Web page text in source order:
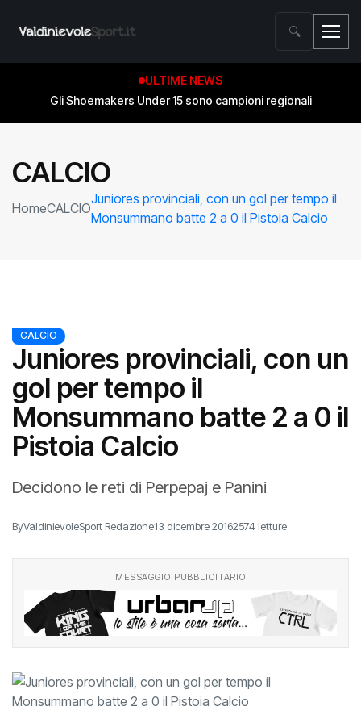
🔍
ULTIME NEWS
Gli Shoemakers Under 15 sono campioni regionali
CALCIO
HomeCALCIO
Juniores provinciali, con un gol per tempo il
Monsummano batte 2 a 0 il Pistoia Calcio
CALCIO
Juniores provinciali, con un
gol per tempo il
Monsummano batte 2 a 0 il
Pistoia Calcio
Decidono le reti di Perpepaj e Panini
ByValdinievoleSport Redazione13 dicembre 20162574 letture
MESSAGGIO PUBBLICITARIO